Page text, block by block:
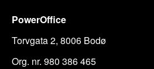
PowerOffice
Torvgata 2, 8006 Bodø
Org. nr. 980 386 465